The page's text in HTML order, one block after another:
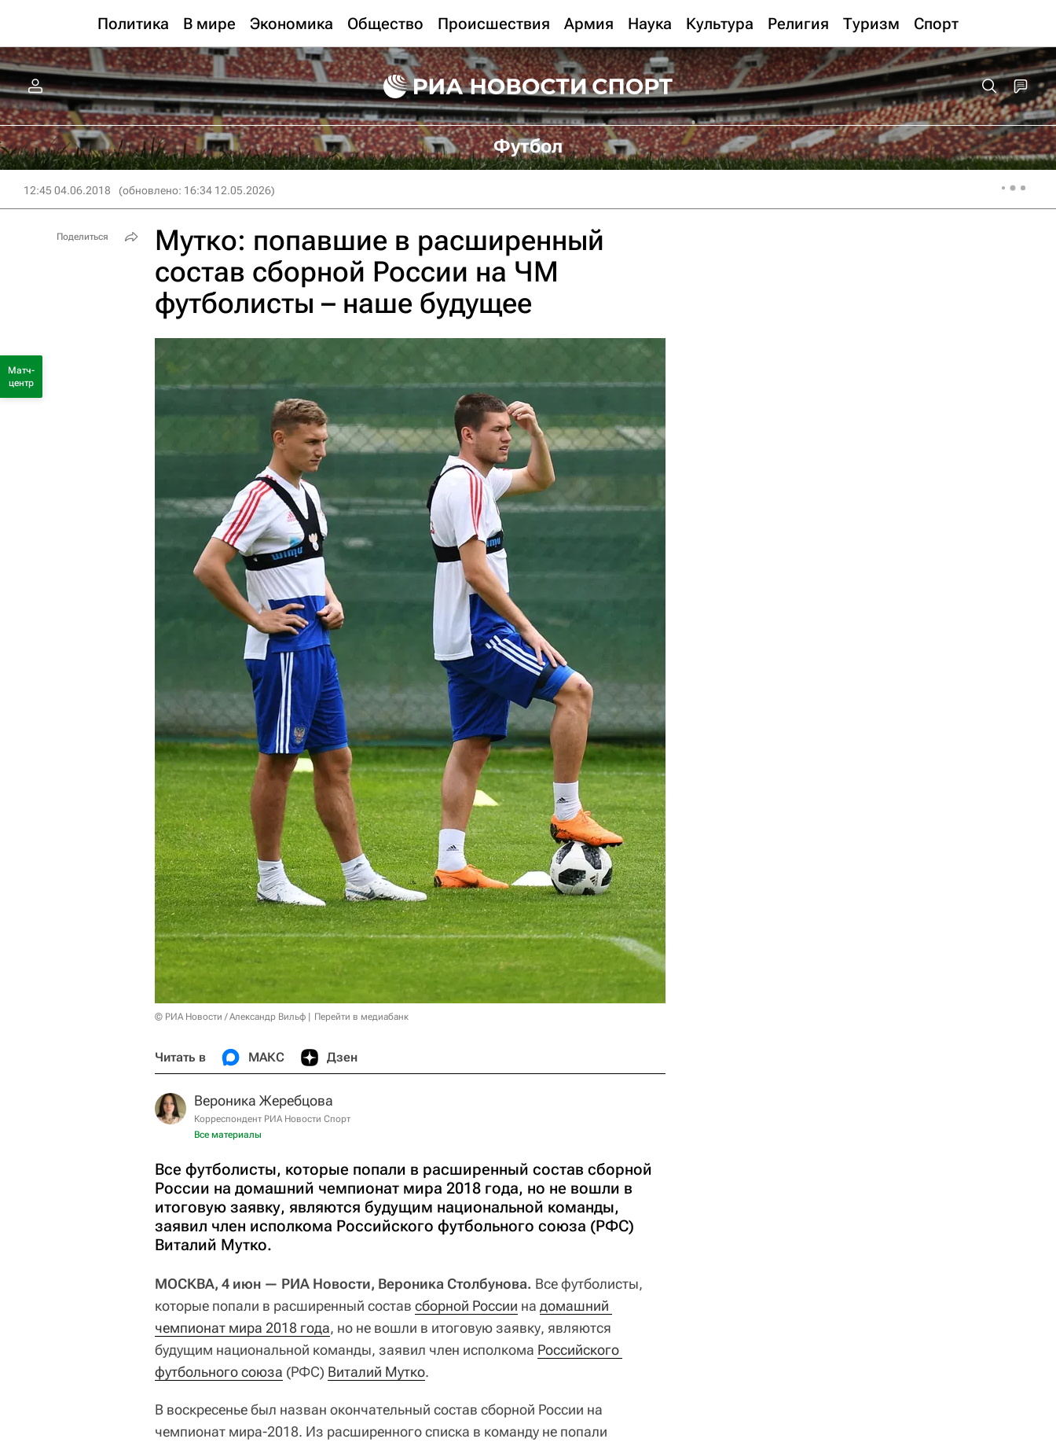
Политика В мире Экономика Общество Происшествия Армия Наука Культура Религия Туризм Спорт
Футбол
12:45 04.06.2018 (обновлено: 16:34 12.05.2026)
Мутко: попавшие в расширенный
состав сборной России на ЧМ
футболисты – наше будущее
© РИА Новости / Александр Вильф Перейти в медиабанк
Читать в МАКС Дзен
Вероника Жеребцова
Корреспондент РИА Новости Спорт
Все материалы
Все футболисты, которые попали в расширенный состав сборной
России на домашний чемпионат мира 2018 года, но не вошли в
итоговую заявку, являются будущим национальной команды,
заявил член исполкома Российского футбольного союза (РФС)
Виталий Мутко.
МОСКВА, 4 июн — РИА Новости, Вероника Столбунова. Все футболисты,
которые попали в расширенный состав сборной России на домашний
чемпионат мира 2018 года, но не вошли в итоговую заявку, являются
будущим национальной команды, заявил член исполкома Российского
футбольного союза (РФС) Виталий Мутко.
В воскресенье был назван окончательный состав сборной России на
чемпионат мира-2018. Из расширенного списка в команду не попали
Поделиться
Матч-
центр